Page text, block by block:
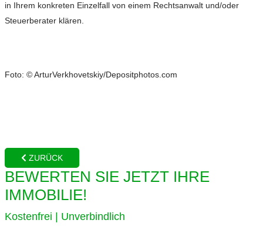
in Ihrem konkreten Einzelfall von einem Rechtsanwalt und/oder
Steuerberater klären.
Foto: © ArturVerkhovetskiy/Depositphotos.com
ZURÜCK
BEWERTEN SIE JETZT IHRE
IMMOBILIE!
Kostenfrei | Unverbindlich